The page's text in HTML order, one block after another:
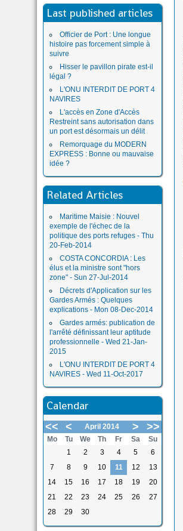
Last published articles
Officier de Port : Une longue
histoire pas forcement simple à
suivre
Hisser le pavillon pirate est-il
légal ?
L'ONU INTERDIT DE PORT 4
NAVIRES
L'accès en Zone d'Accès
Restreint sans autorisation dans
un port est désormais un délit
Remorquage du MODERN
EXPRESS : Bonne ou mauvaise
idée ?
Related Articles
Maritime Maisie : Nouvel
exemple de l'échec de la
politique des ports refuges - Thu
20-Feb-2014
COSTA CONCORDIA : Les
élus et la ministre sont "hors
zone" - Sun 27-Jul-2014
Décrets d'Application sur les
Gardes Armés : Quelques
explications - Mon 08-Dec-2014
Gardes armés: publication de
l'arrêté définissant leur aptitude
professionnelle - Wed 21-Jan-
2015
L'ONU INTERDIT DE PORT 4
NAVIRES - Wed 11-Oct-2017
Calendar
<< < April 2014 > >>
Mo Tu We Th Fr Sa
Su
1
2 3 4 5
6
7
8 9 10 11 12
13
14
15 16 17 18 19
20
21
22 23 24 25 26
27
28
29 30